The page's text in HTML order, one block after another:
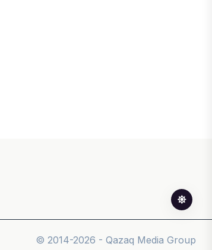
© 2014-2026 - Qazaq Media Group